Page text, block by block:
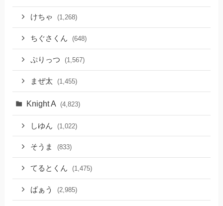
けちゃ (1,268)
ちぐさくん (648)
ぷりっつ (1,567)
まぜ太 (1,455)
Knight A (4,823)
しゆん (1,022)
そうま (833)
てるとくん (1,475)
ばぁう (2,985)